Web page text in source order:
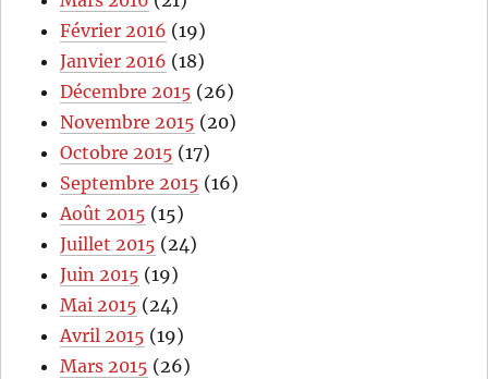
Février 2016 (19)
Janvier 2016 (18)
Décembre 2015 (26)
Novembre 2015 (20)
Octobre 2015 (17)
Septembre 2015 (16)
Août 2015 (15)
Juillet 2015 (24)
Juin 2015 (19)
Mai 2015 (24)
Avril 2015 (19)
Mars 2015 (26)